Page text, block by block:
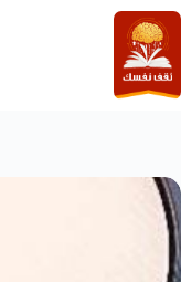
التجاوز
إلى
المحتوى